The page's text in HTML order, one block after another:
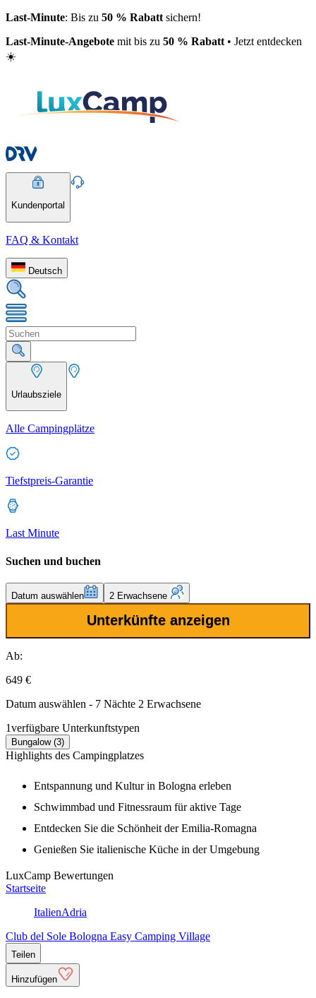
Last-Minute: Bis zu 50 % Rabatt sichern!
Last-Minute-Angebote mit bis zu 50 % Rabatt • Jetzt entdecken
☀️
Kundenportal
FAQ & Kontakt
Deutsch
Urlaubsziele
Alle Campingplätze
Tiefstpreis-Garantie
Last Minute
Suchen und buchen
Datum auswählen 2 Erwachsene
Unterkünfte anzeigen
Ab:
649 €
Datum auswählen - 7 Nächte 2 Erwachsene
1verfügbare Unterkunftstypen
Bungalow (3)
Highlights des Campingplatzes
Entspannung und Kultur in Bologna erleben
Schwimmbad und Fitnessraum für aktive Tage
Entdecken Sie die Schönheit der Emilia-Romagna
Genießen Sie italienische Küche in der Umgebung
LuxCamp Bewertungen
Startseite
ItalienAdria
Club del Sole Bologna Easy Camping Village
Teilen
Hinzufügen